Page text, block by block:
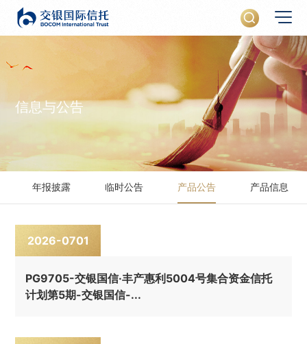
信息与公告
年报披露 临时公告 产品公告 产品信息
01
2026-07
PG9705-交银国信·丰产惠利5004号集合资金信托
计划第5期-交银国信-...